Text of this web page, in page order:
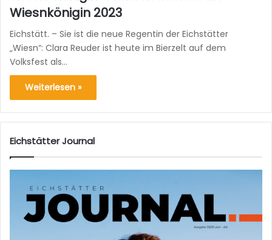
Wiesnkönigin 2023
Eichstätt. – Sie ist die neue Regentin der Eichstätter
„Wiesn“: Clara Reuder ist heute im Bierzelt auf dem
Volksfest als…
Weiterlesen »
Eichstätter Journal